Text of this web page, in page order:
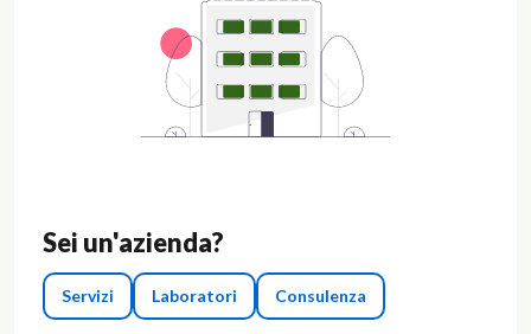
Sei un'azienda?
Servizi Laboratori Consulenza